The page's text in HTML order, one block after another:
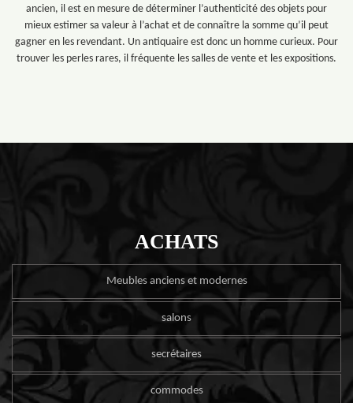
ancien, il est en mesure de déterminer l’authenticité des objets pour
mieux estimer sa valeur à l’achat et de connaître la somme qu’il peut
gagner en les revendant. Un antiquaire est donc un homme curieux. Pour
trouver les perles rares, il fréquente les salles de vente et les expositions.
ACHATS
Meubles anciens et modernes
salons
secrétaires
commodes